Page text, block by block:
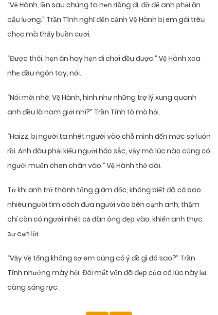
“Vệ Hành, lần sau chúng ta hẹn riêng đi, đỡ để anh phải ăn
cẩu lương.” Trần Tĩnh nghĩ đến cảnh Vệ Hành bị em gái trêu
chọc mà thấy buồn cười.
“Được thôi, hẹn ăn hay hẹn đi chơi đều được.” Vệ Hành xoa
nhẹ đầu ngón tay, nói.
“Nói mới nhớ, Vệ Hành, hình như những trợ lý xung quanh
anh đều là nam giới nhỉ?” Trần Tĩnh tò mò hỏi.
“Haizz, bị người ta nhét người vào chỗ mình đến mức sợ luôn
rồi. Anh đâu phải kiểu người háo sắc, vậy mà lúc nào cũng có
người muốn chen chân vào.” Vệ Hành thở dài.
Từ khi anh trở thành tổng giám đốc, không biết đã có bao
nhiêu người tìm cách đưa người vào bên cạnh anh, thậm
chí còn có người nhét cả đàn ông đẹp vào, khiến anh thực
sự cạn lời.
“Vậy Vệ tổng không sợ em cũng có ý đồ gì đó sao?” Trần
Tĩnh nhướng mày hỏi. Đôi mắt vốn đã đẹp của cô lúc này lại
càng sáng rực.